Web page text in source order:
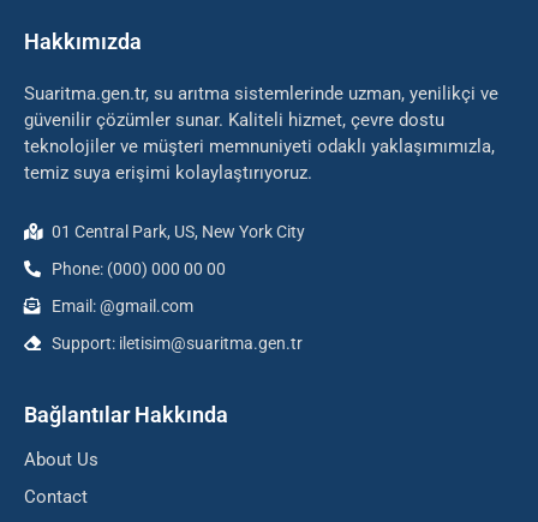
Hakkımızda
Suaritma.gen.tr, su arıtma sistemlerinde uzman, yenilikçi ve
güvenilir çözümler sunar. Kaliteli hizmet, çevre dostu
teknolojiler ve müşteri memnuniyeti odaklı yaklaşımımızla,
temiz suya erişimi kolaylaştırıyoruz.
01 Central Park, US, New York City
Phone: (000) 000 00 00
Email: @gmail.com
Support: iletisim@suaritma.gen.tr
Bağlantılar Hakkında
About Us
Contact